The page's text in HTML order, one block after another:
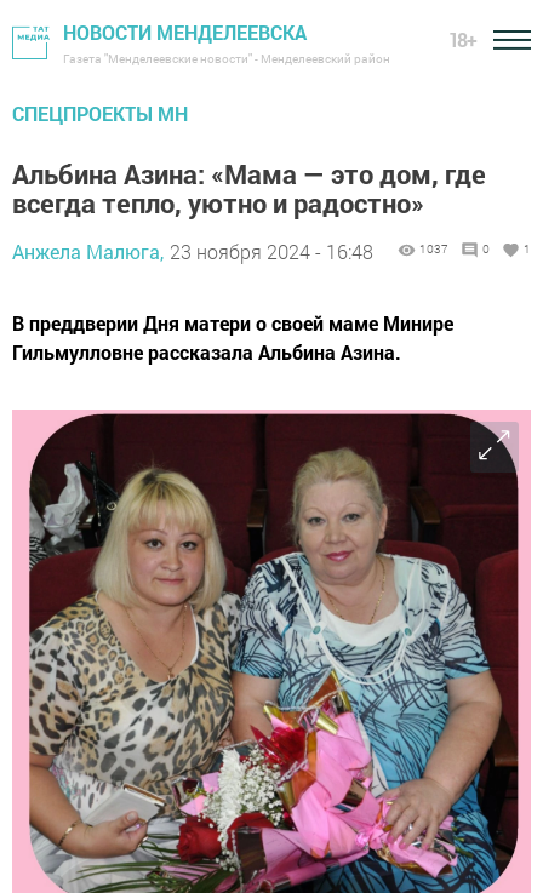
НОВОСТИ МЕНДЕЛЕЕВСКА
Газета "Менделеевские новости" - Менделеевский район
18+
СПЕЦПРОЕКТЫ МН
Альбина Азина: «Мама — это дом, где
всегда тепло, уютно и радостно»
Анжела Малюга, 23 ноября 2024 - 16:48 1037 0 1
В преддверии Дня матери о своей маме Минире
Гильмулловне рассказала Альбина Азина.